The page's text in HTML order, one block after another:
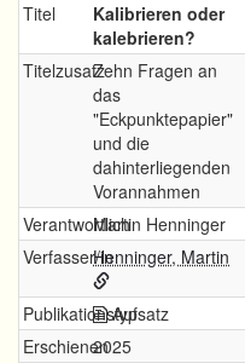
Titel
Kalibrieren oder
kalebrieren?
TitelzusatzZehn Fragen an
das
"Eckpunktepapier"
und die
dahinterliegenden
Vorannahmen
VerantwortlichMartin Henninger
Verfasser/inHenninger, Martin
PublikationstypAufsatz
Erschienen2025